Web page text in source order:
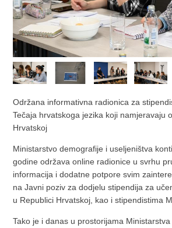
Održana informativna radionica za
Tečaja hrvatskoga jezika koji namjeravaju
Hrvatskoj
Ministarstvo demografije i useljeništva
godine održava online radionice u svrhu
informacija i dodatne potpore svim
na Javni poziv za dodjelu stipendija za
u Republici Hrvatskoj, kao i stipendistima
Tako je i danas u prostorijama